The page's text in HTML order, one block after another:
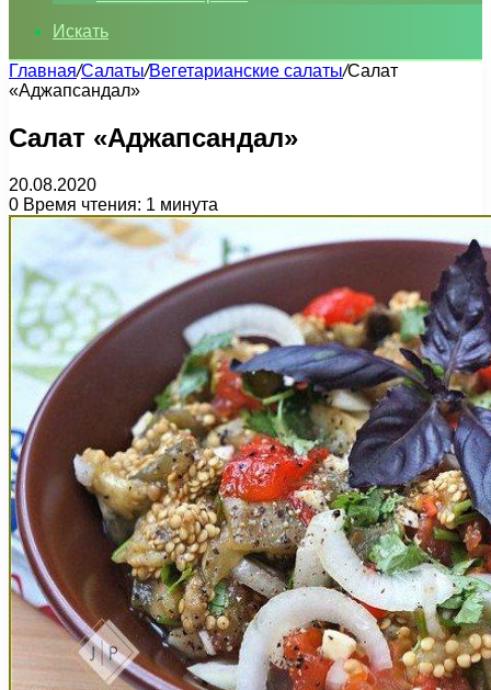
Искать
Главная/Салаты/Вегетарианские салаты/Салат
«Аджапсандал»
Салат «Аджапсандал»
20.08.2020
0 Время чтения: 1 минута